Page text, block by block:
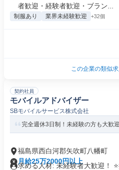
者歓迎・経験者歓迎・ブラン...
制服あり 業界未経験歓迎 +32個
この企業の類似
契約社員
モバイルアドバイザー
SBモバイルサービス株式会社
完全週休3日制！未経験の方も大歓
福島県西白河郡矢吹町八幡町
月給25万2000円以上
求める人材: 未経験者大歓迎！